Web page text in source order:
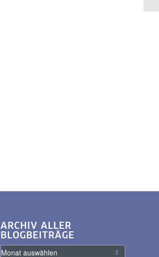
ARCHIV ALLER
BLOGBEITRÄGE